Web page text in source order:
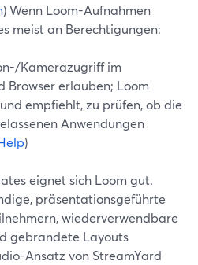
) Wenn Loom-Aufnahmen
meist an Berechtigungen:
Kamerazugriff im
Browser erlauben; Loom
empfiehlt, zu prüfen, ob die
Anwendungen
)
eignet sich Loom gut.
präsentationsgeführte
wiederverwendbare
gebrandete Layouts
Ansatz von StreamYard